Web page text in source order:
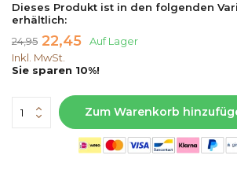
Dieses Produkt ist in den folgenden
erhältlich:
24,95 22,45
Auf Lager
Inkl. MwSt.
Sie sparen 10%!
Zum Warenkorb